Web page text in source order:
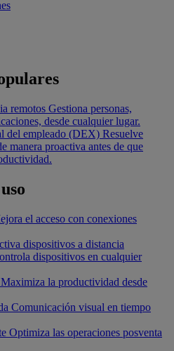
remotos Gestiona personas,
desde cualquier lugar.
del empleado (DEX) Resuelve
manera proactiva antes de que
el acceso con conexiones
dispositivos a distancia
dispositivos en cualquier
Maximiza la productividad desde
Comunicación visual en tiempo
Optimiza las operaciones posventa